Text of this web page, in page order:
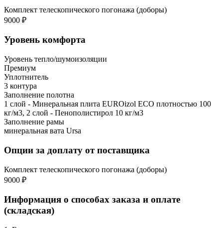
Комплект телескопического погонажа (доборы)
9000 ₽
Уровень комфорта
Уровень тепло/шумоизоляции
Премиум
Уплотнитель
3 контура
Заполнение полотна
1 слой - Минеральная плита EUROizol ECO плотностью 100
кг/м3, 2 слой - Пенополистирол 10 кг/м3
Заполнение рамы
минеральная вата Ursa
Опции за доплату от поставщика
Комплект телескопического погонажа (доборы)
9000 ₽
Информация о способах заказа и оплате
(складская)